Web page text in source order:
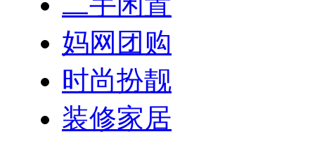
妈网团购
时尚扮靓
装修家居